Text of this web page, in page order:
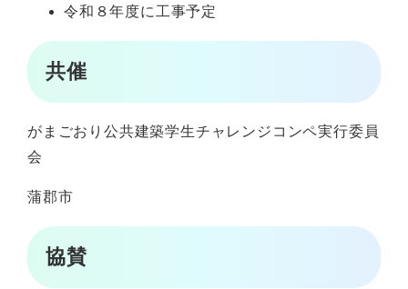
令和８年度に工事予定
共催
がまごおり公共建築学生チャレンジコンペ実行委員
会
蒲郡市
協賛